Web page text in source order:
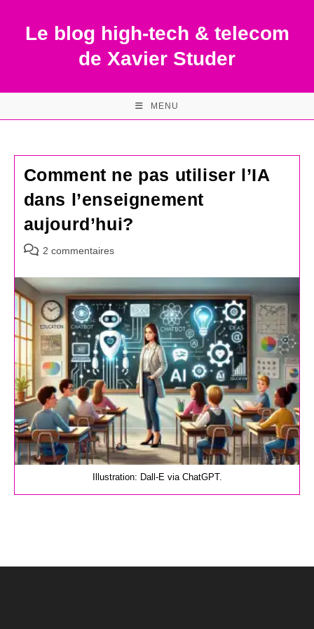
contentLe blog high-tech & telecom
de Xavier Studer
MENU
Comment ne pas utiliser l’IA
dans l’enseignement
aujourd’hui?
Commentaires
la
publication :
2 commentaires
Illustration: Dall-E via ChatGPT.